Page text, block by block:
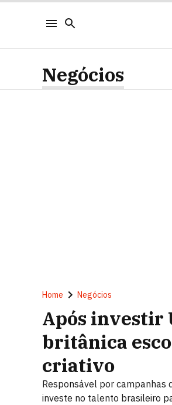
Negócios
Home Negócios
Após investir
britânica
criativo
Responsável por campanhas
investe no talento brasileiro